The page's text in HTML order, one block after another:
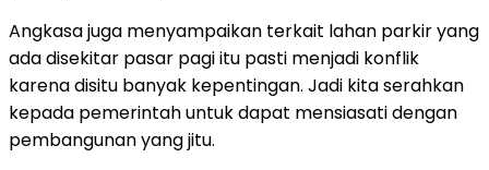
Angkasa juga menyampaikan terkait lahan parkir yang
ada disekitar pasar pagi itu pasti menjadi konflik
karena disitu banyak kepentingan. Jadi kita serahkan
kepada pemerintah untuk dapat mensiasati dengan
pembangunan yang jitu.